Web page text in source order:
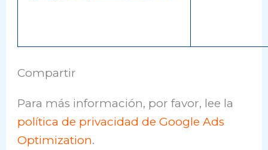
Compartir
Para más información, por favor, lee la
política de privacidad de Google Ads
Optimization.